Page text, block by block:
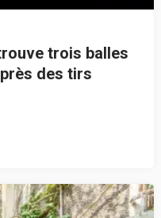
trois balles
des tirs